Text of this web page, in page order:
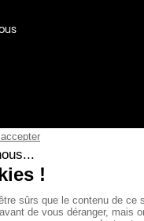
de Kollectif
de Kollectif
de Kollectif